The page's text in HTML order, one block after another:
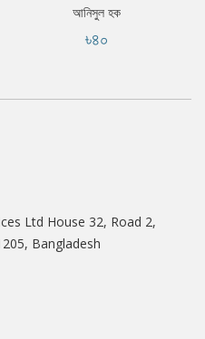
আনিসুল হক
৳৪০
Ltd House 32, Road 2,
Bangladesh